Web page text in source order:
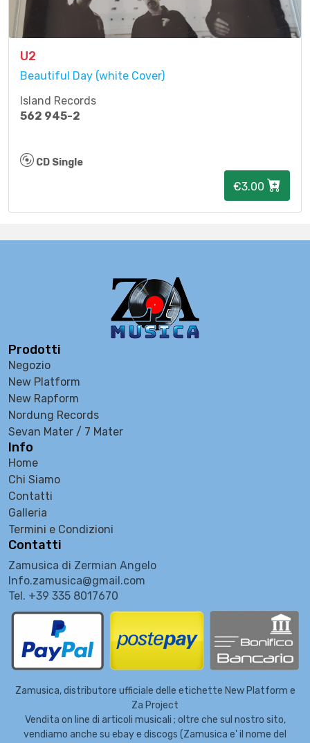
U2
Beautiful Day (white Cover)
Island Records
562 945-2
CD Single
€3.00
Prodotti
Negozio
New Platform
New Rapform
Nordung Records
Sevan Mater / 7 Mater
Info
Home
Chi Siamo
Contatti
Galleria
Termini e Condizioni
Contatti
Zamusica di Zermian Angelo
Info.zamusica@gmail.com
Tel. +39 335 8017670
Zamusica, distributore ufficiale delle etichette New Platform e
Za Project
Vendita on line di articoli musicali ; oltre che sul nostro sito,
vendiamo anche su ebay e discogs (Zamusica e' il nome del